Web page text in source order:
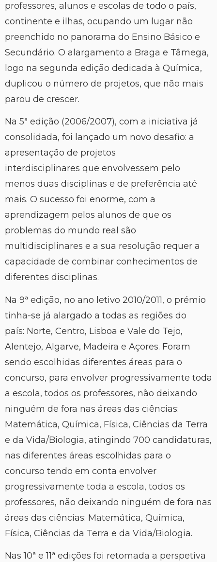
professores, alunos e escolas de todo o país,
continente e ilhas, ocupando um lugar não
preenchido no panorama do Ensino Básico e
Secundário. O alargamento a Braga e Tâmega,
logo na segunda edição dedicada à Química,
duplicou o número de projetos, que não mais
parou de crescer.
Na 5ª edição (2006/2007), com a iniciativa já
consolidada, foi lançado um novo desafio: a
apresentação de projetos
interdisciplinares que envolvessem pelo
menos duas disciplinas e de preferência até
mais. O sucesso foi enorme, com a
aprendizagem pelos alunos de que os
problemas do mundo real são
multidisciplinares e a sua resolução requer a
capacidade de combinar conhecimentos de
diferentes disciplinas.
Na 9ª edição, no ano letivo 2010/2011, o prémio
tinha-se já alargado a todas as regiões do
país: Norte, Centro, Lisboa e Vale do Tejo,
Alentejo, Algarve, Madeira e Açores. Foram
sendo escolhidas diferentes áreas para o
concurso, para envolver progressivamente toda
a escola, todos os professores, não deixando
ninguém de fora nas áreas das ciências:
Matemática, Química, Física, Ciências da Terra
e da Vida/Biologia, atingindo 700 candidaturas,
nas diferentes áreas escolhidas para o
concurso tendo em conta envolver
progressivamente toda a escola, todos os
professores, não deixando ninguém de fora nas
áreas das ciências: Matemática, Química,
Física, Ciências da Terra e da Vida/Biologia.
Nas 10ª e 11ª edições foi retomada a perspetiva